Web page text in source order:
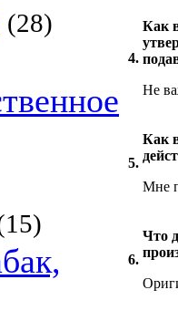
(28)
4.
Как
Не
5.
Как
Мне
6.
Что